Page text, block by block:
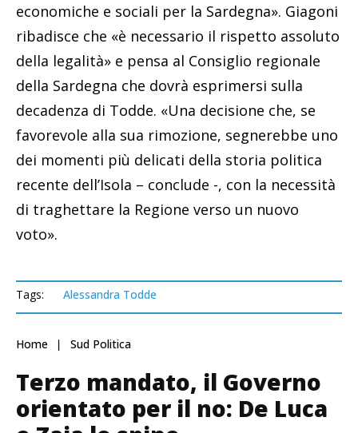
economiche e sociali per la Sardegna». Giagoni
ribadisce che «è necessario il rispetto assoluto
della legalità» e pensa al Consiglio regionale
della Sardegna che dovrà esprimersi sulla
decadenza di Todde. «Una decisione che, se
favorevole alla sua rimozione, segnerebbe uno
dei momenti più delicati della storia politica
recente dell’Isola – conclude -, con la necessità
di traghettare la Regione verso un nuovo
voto».
Tags: Alessandra Todde
Home Sud Politica
Terzo mandato, il Governo
orientato per il no: De Luca